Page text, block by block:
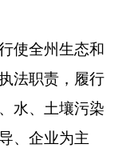
使全州生态和
法职责，履行
水、土壤污染
、企业为主